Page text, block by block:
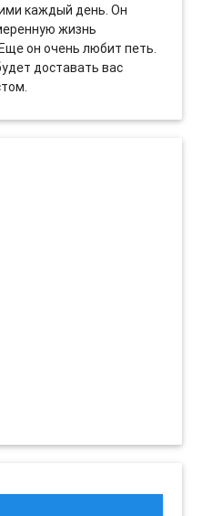
каждый день. Он
жизнь
он очень любит петь.
доставать вас